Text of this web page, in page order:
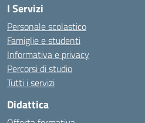
I Servizi
Personale scolastico
Famiglie e studenti
Informativa e privacy
Percorsi di studio
Tutti i servizi
Didattica